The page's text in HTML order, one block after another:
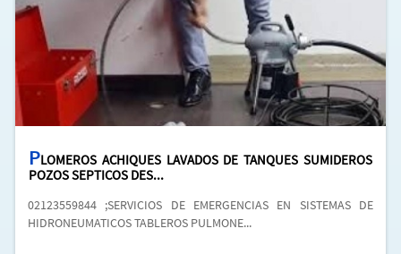
PLOMEROS ACHIQUES LAVADOS DE TANQUES SUMIDEROS
POZOS SEPTICOS DES...
02123559844 ;SERVICIOS DE EMERGENCIAS EN SISTEMAS DE
HIDRONEUMATICOS TABLEROS PULMONE...